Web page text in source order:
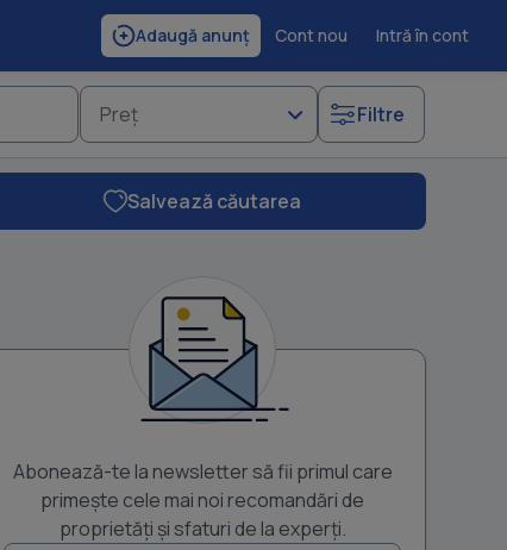
Adaugă anunț Cont nou Intră în cont
Preț Filtre
Salvează căutarea
Abonează-te la newsletter să fii primul care
primește cele mai noi recomandări de
proprietăți și sfaturi de la experți.